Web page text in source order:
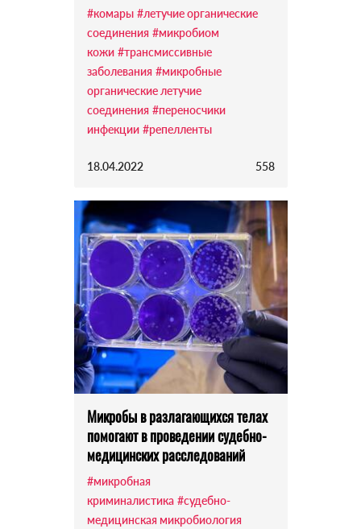
#комары #летучие органические
соединения #микробиом
кожи #трансмиссивные
заболевания #микробные
органические летучие
соединения #переносчики
инфекции #репелленты
18.04.2022 558
Микробы в разлагающихся телах
помогают в проведении судебно-
медицинских расследований
#микробная
криминалистика #судебно-
медицинская микробиология